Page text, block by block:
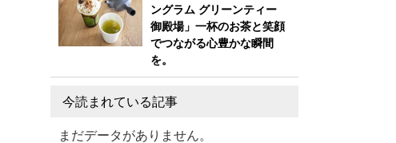
ングラム グリーンティー
御殿場」一杯のお茶と笑顔
でつながる心豊かな瞬間
を。
今読まれている記事
まだデータがありません。